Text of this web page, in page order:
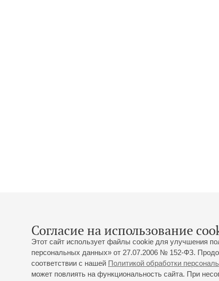
Согласие на использование
Этот сайт использует файлы cookie для улучшения
персональных данных» от 27.07.2006 № 152-ФЗ.
соответствии с нашей Политикой обработки
может повлиять на функциональность сайта. При